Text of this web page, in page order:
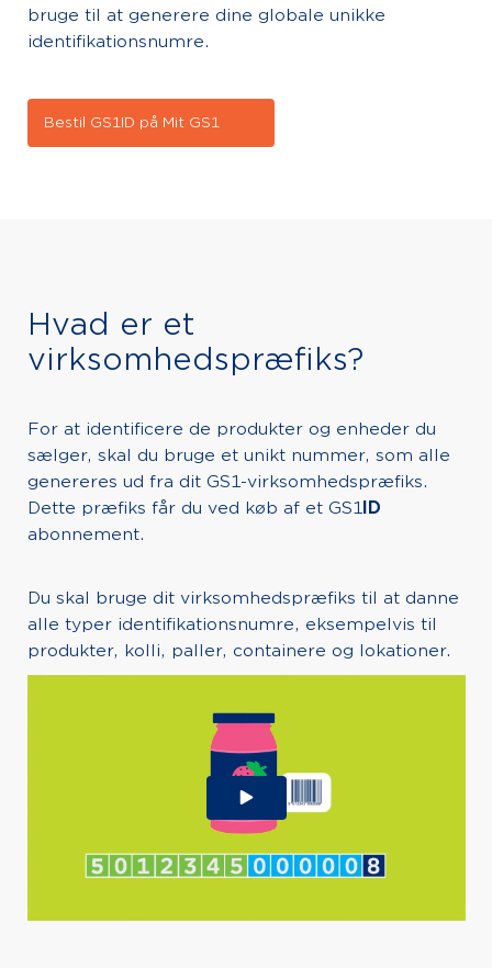
bruge til at generere dine globale unikke
identifikationsnumre.
Bestil GS1ID på Mit GS1
Hvad er et
virksomhedspræfiks?
For at identificere de produkter og enheder du
sælger, skal du bruge et unikt nummer, som alle
genereres ud fra dit GS1-virksomhedspræfiks.
Dette præfiks får du ved køb af et GS1ID
abonnement.
Du skal bruge dit virksomhedspræfiks til at danne
alle typer identifikationsnumre, eksempelvis til
produkter, kolli, paller, containere og lokationer.